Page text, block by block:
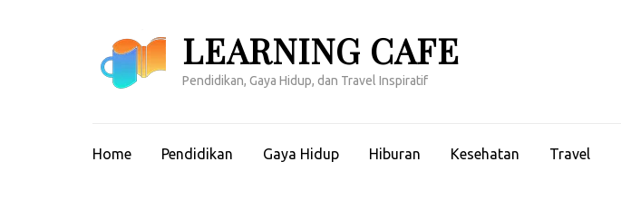
LEARNING CAFE
Pendidikan, Gaya Hidup, dan Travel Inspiratif
Home Pendidikan Gaya Hidup Hiburan Kesehatan Travel